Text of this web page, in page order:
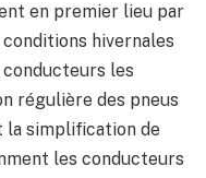
en premier lieu par
hivernales
les
régulière des pneus
la simplification de
les conducteurs